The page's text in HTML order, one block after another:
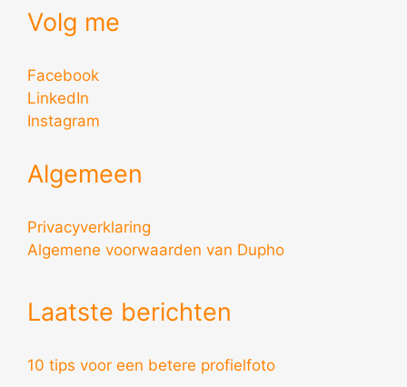
Volg me
Facebook
LinkedIn
Instagram
Algemeen
Privacyverklaring
Algemene voorwaarden van Dupho
Laatste berichten
10 tips voor een betere profielfoto